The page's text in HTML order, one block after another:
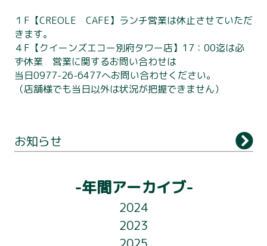
別府タワーについて
利用案内
展望台
アクセス
ライトアップ
フロアガイド
お知らせ
１F【CREOLE CAFE】ランチ営業は休止させていただ
きます。
４F【クイーンズエコー別府タワー店】17：00迄は必
ず休業 営業に関するお問い合わせは
当日0977-26-6477へお問い合わせください。
（店舗様でも当日以外は状況が把握できません）
お知らせ
-年間アーカイブ-
2024
2023